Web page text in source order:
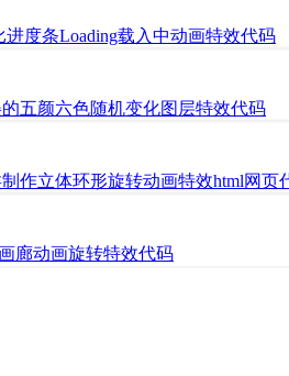
进度条Loading载入中动画特效代码
的五颜六色随机变化图层特效代码
制作立体环形旋转动画特效html网页
廊动画旋转特效代码